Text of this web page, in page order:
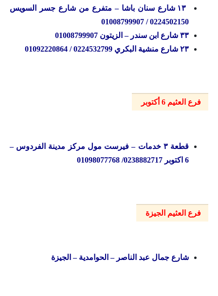
۱۳ شارع سنان باشا – متفرع من شارع جسر السويس
0224502150 / 01008799907
۳۳ شارع ابن سندر – الزيتون 01008799907
۲۳ شارع منشية البكري 0224532799 / 01092220864
فرع العثيم 6 أكتوبر
قطعة ۳ خدمات – فيرست مول مركز مدينة الفردوس –
6 اکتوبر 0238882717/ 01098077768
فرع العثيم الجيزة
شارع جمال عبد الناصر – الحوامدية – الجيزة